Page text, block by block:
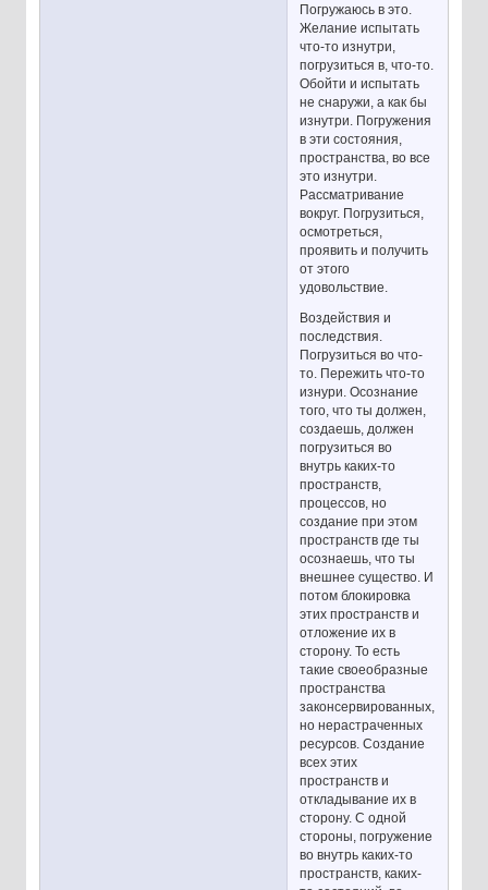
Погружаюсь в это.
Желание испытать
что-то изнутри,
погрузиться в, что-то.
Обойти и испытать
не снаружи, а как бы
изнутри. Погружения
в эти состояния,
пространства, во все
это изнутри.
Рассматривание
вокруг. Погрузиться,
осмотреться,
проявить и получить
от этого
удовольствие.
Воздействия и
последствия.
Погрузиться во что-
то. Пережить что-то
изнури. Осознание
того, что ты должен,
создаешь, должен
погрузиться во
внутрь каких-то
пространств,
процессов, но
создание при этом
пространств где ты
осознаешь, что ты
внешнее существо. И
потом блокировка
этих пространств и
отложение их в
сторону. То есть
такие своеобразные
пространства
законсервированных,
но нерастраченных
ресурсов. Создание
всех этих
пространств и
откладывание их в
сторону. С одной
стороны, погружение
во внутрь каких-то
пространств, каких-